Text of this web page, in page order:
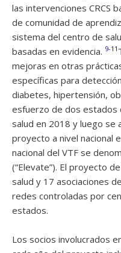
las intervenciones CRCS
de comunidad de
sistema del centro de
basadas en evidencia. 9-11
mejoras en otras
específicas para
diabetes, hipertensión,
esfuerzo de dos estados
salud en 2018 y luego se
proyecto a nivel nacional
nacional del VTF se
(“Elevate”). El proyecto
salud y 17 asociaciones
redes controladas por
estados.
Los socios involucrados